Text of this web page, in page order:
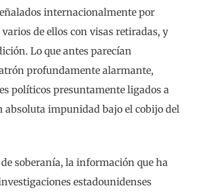
internacionalmente por
de ellos con visas retiradas, y
Lo que antes parecían
profundamente alarmante,
políticos presuntamente ligados a
impunidad bajo el cobijo del
soberanía, la información que ha
estadounidenses